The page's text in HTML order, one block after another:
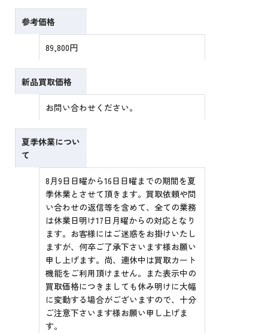
参考価格
89,800円
新品買取価格
お問い合わせください。
夏季休業につい
て
8月9日日曜から16日日曜までの期間を夏
季休業とさせて頂きます。買取依頼や問
い合わせの返信等を含めて、全ての業務
は休業日明け17日月曜からの対応となり
ます。お客様にはご迷惑をお掛けいたし
ますが、何卒ご了承下さいます様お願い
申し上げます。尚、連休中は買取カート
機能をご利用頂けません。また表示中の
買取価格につきましても休み明けに大幅
に変動する場合がございますので、十分
ご注意下さいます様お願い申し上げま
す。